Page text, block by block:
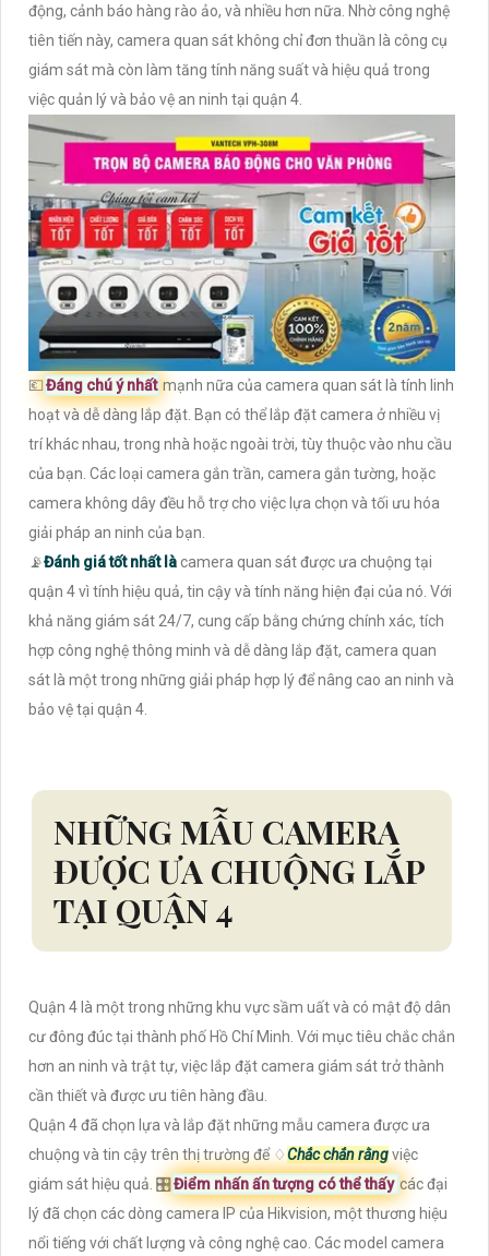
động, cảnh báo hàng rào ảo, và nhiều hơn nữa. Nhờ công nghệ
tiên tiến này, camera quan sát không chỉ đơn thuần là công cụ
giám sát mà còn làm tăng tính năng suất và hiệu quả trong
việc quản lý và bảo vệ an ninh tại quận 4.
💶Đáng chú ý nhất mạnh nữa của camera quan sát là tính linh
hoạt và dễ dàng lắp đặt. Bạn có thể lắp đặt camera ở nhiều vị
trí khác nhau, trong nhà hoặc ngoài trời, tùy thuộc vào nhu cầu
của bạn. Các loại camera gắn trần, camera gắn tường, hoặc
camera không dây đều hỗ trợ cho việc lựa chọn và tối ưu hóa
giải pháp an ninh của bạn.
📡Đánh giá tốt nhất làcamera quan sát được ưa chuộng tại
quận 4 vì tính hiệu quả, tin cậy và tính năng hiện đại của nó. Với
khả năng giám sát 24/7, cung cấp bằng chứng chính xác, tích
hợp công nghệ thông minh và dễ dàng lắp đặt, camera quan
sát là một trong những giải pháp hợp lý để nâng cao an ninh và
bảo vệ tại quận 4.
NHỮNG MẪU CAMERA
ĐƯỢC ƯA CHUỘNG LẮP
TẠI QUẬN 4
Quận 4 là một trong những khu vực sầm uất và có mật độ dân
cư đông đúc tại thành phố Hồ Chí Minh. Với mục tiêu chắc chắn
hơn an ninh và trật tự, việc lắp đặt camera giám sát trở thành
cần thiết và được ưu tiên hàng đầu.
Quận 4 đã chọn lựa và lắp đặt những mẫu camera được ưa
chuộng và tin cậy trên thị trường để ♢Chắc chắn rằngviệc
giám sát hiệu quả. 🎛 Điểm nhấn ấn tượng có thể thấy các đại
lý đã chọn các dòng camera IP của Hikvision, một thương hiệu
nổi tiếng với chất lượng và công nghệ cao. Các model camera